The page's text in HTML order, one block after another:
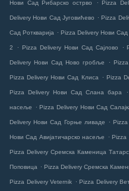
Нови Сад Рибарско острво Pizza
Delivery Нови Сад Југовићево . Pizza
Сад Роткварија . Pizza Delivery Нови
2 . Pizza Delivery Нови Сад Сајлово .
Delivery Нови Сад Ново гробље .
Pizza Delivery Нови Сад Клиса . Pizza
Pizza Delivery Нови Сад Слана бара .
насеље . Pizza Delivery Нови Сад
Delivery Нови Сад Горње ливаде .
Нови Сад Авијатичарско насеље . Pizza
Pizza Delivery Сремска Каменица
Поповица . Pizza Delivery Сремска
Pizza Delivery Veternik . Pizza Delivery